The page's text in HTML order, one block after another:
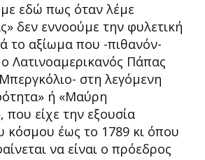
εδώ πως όταν λέμε
δεν εννοούμε την φυλετική
το αξίωμα που -πιθανόν-
Λατινοαμερικανός Πάπας
στη λεγόμενη
ή «Μαύρη
που είχε την εξουσία
κόσμου έως το 1789 κι όπου
να είναι ο πρόεδρος